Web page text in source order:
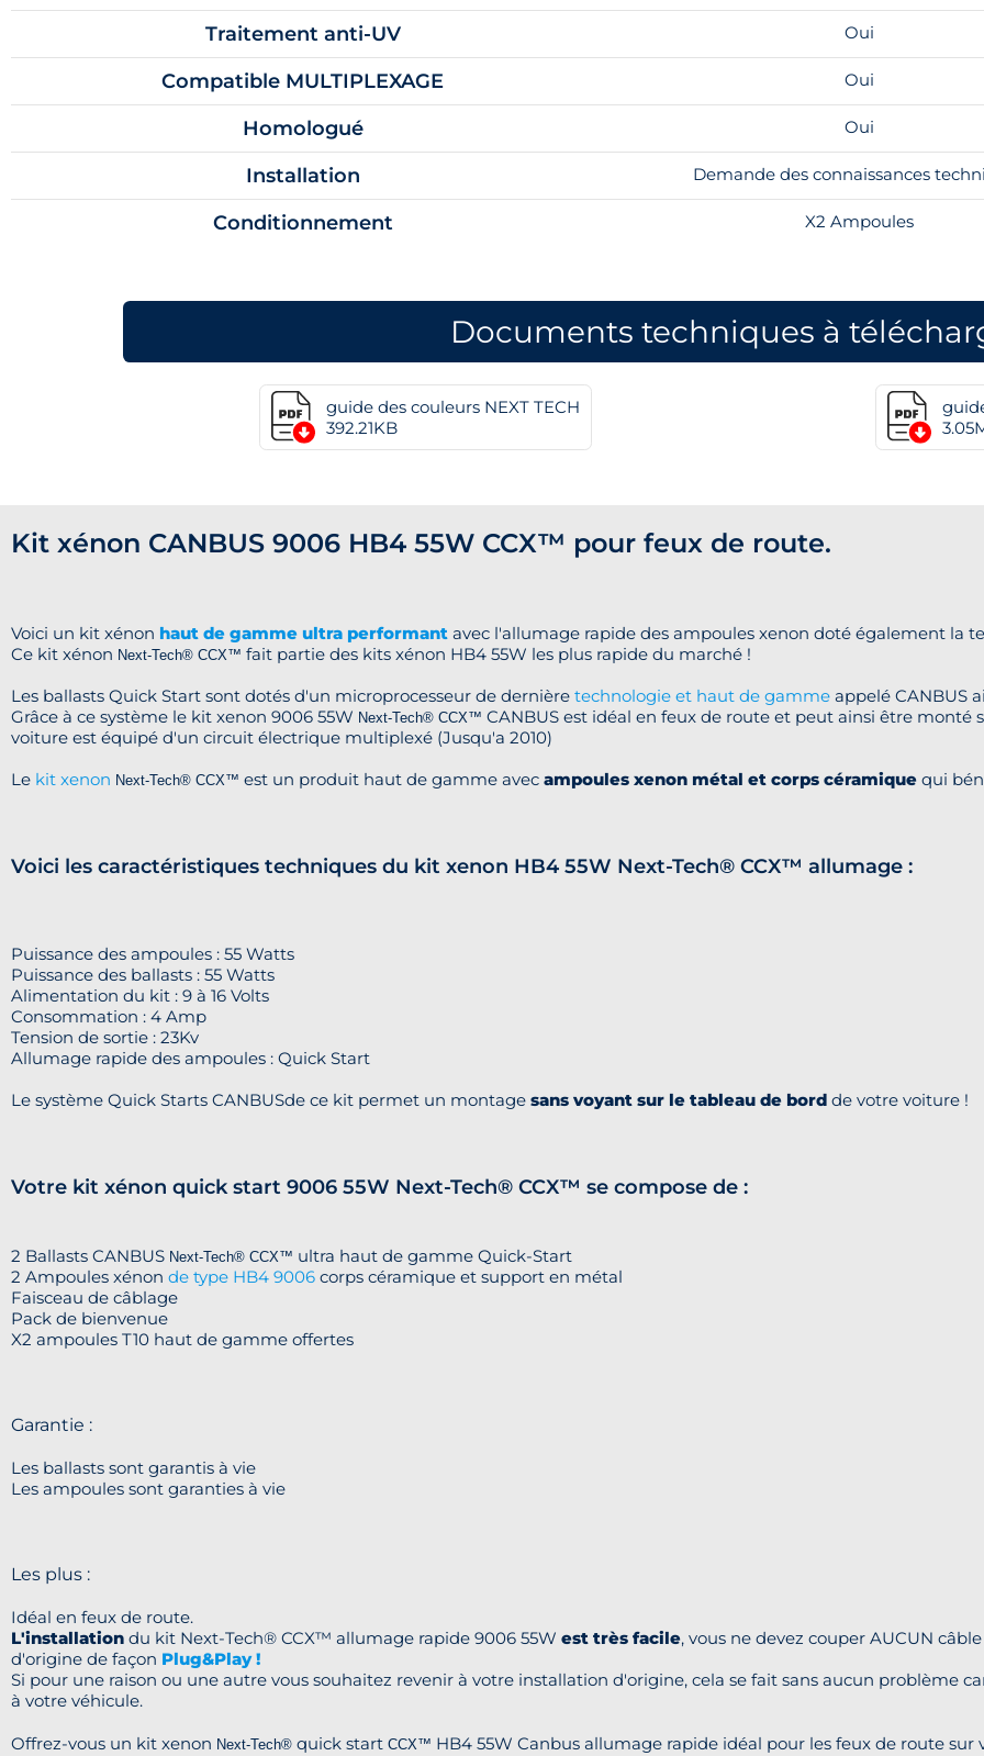
Traitement anti-UV Oui
Compatible MULTIPLEXAGE Oui
Homologué Oui
Installation Demande des connaissances
Conditionnement X2 Ampoules
Documents techniques à
guide des couleurs NEXT TECH
392.21KB
Kit xénon CANBUS 9006 HB4 55W CCX™ pour feux de route.
Voici un kit xénon haut de gamme ultra performant avec l'allumage rapide des ampoules xenon doté également la
Ce kit xénon Next-Tech® CCX™ fait partie des kits xénon HB4 55W les plus rapide du marché !
Les ballasts Quick Start sont dotés d'un microprocesseur de dernière technologie et haut de gamme appelé CANBUS
Grâce à ce système le kit xenon 9006 55W Next-Tech® CCX™ CANBUS est idéal en feux de route et peut ainsi être monté
voiture est équipé d'un circuit électrique multiplexé (Jusqu'a 2010)
Le kit xenon Next-Tech® CCX™ est un produit haut de gamme avec ampoules xenon métal et corps céramique qui
Voici les caractéristiques techniques du kit xenon HB4 55W Next-Tech® CCX™ allumage :
Puissance des ampoules : 55 Watts
Puissance des ballasts : 55 Watts
Alimentation du kit : 9 à 16 Volts
Consommation : 4 Amp
Tension de sortie : 23Kv
Allumage rapide des ampoules : Quick Start
Le système Quick Starts CANBUSde ce kit permet un montage sans voyant sur le tableau de bord de votre voiture !
Votre kit xénon quick start 9006 55W Next-Tech® CCX™ se compose de :
2 Ballasts CANBUS Next-Tech® CCX™ ultra haut de gamme Quick-Start
2 Ampoules xénon de type HB4 9006 corps céramique et support en métal
Faisceau de câblage
Pack de bienvenue
X2 ampoules T10 haut de gamme offertes
Garantie :
Les ballasts sont garantis à vie
Les ampoules sont garanties à vie
Les plus :
Idéal en feux de route.
L'installation du kit Next-Tech® CCX™ allumage rapide 9006 55W est très facile, vous ne devez couper AUCUN
d'origine de façon Plug&Play !
Si pour une raison ou une autre vous souhaitez revenir à votre installation d'origine, cela se fait sans aucun problème
à votre véhicule.
Offrez-vous un kit xenon Next-Tech® quick start CCX™ HB4 55W Canbus allumage rapide idéal pour les feux de route sur